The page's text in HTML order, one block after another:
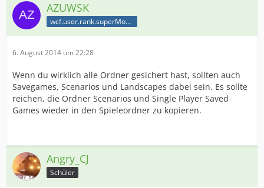
AZUWSK
wcf.user.rank.superModerator
6. August 2014 um 22:28
Wenn du wirklich alle Ordner gesichert hast, sollten auch
Savegames, Scenarios und Landscapes dabei sein. Es sollte
reichen, die Ordner Scenarios und Single Player Saved
Games wieder in den Spieleordner zu kopieren.
Angry_CJ
Schüler